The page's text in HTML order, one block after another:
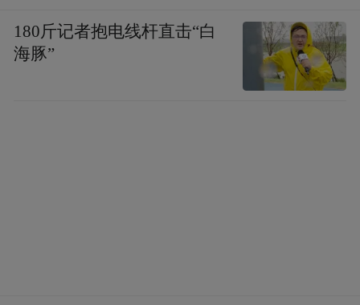
180斤记者抱电线杆直击“白
海豚”